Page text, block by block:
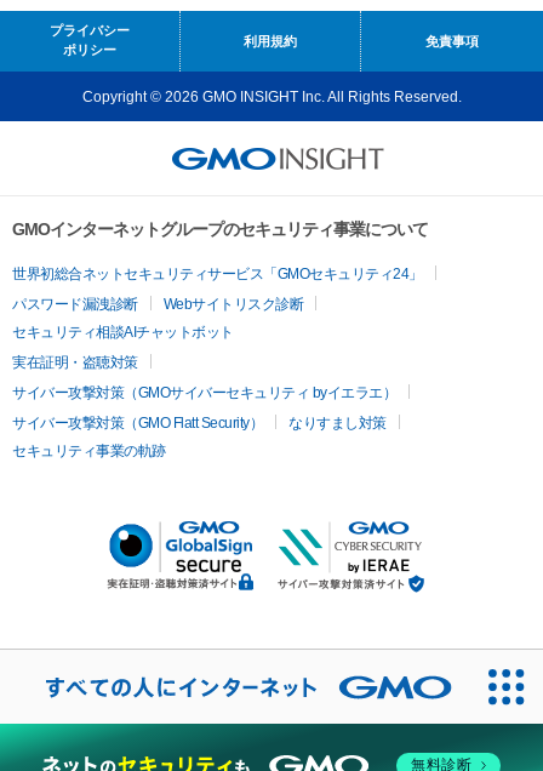
プライバシー
ポリシー
利用規約 免責事項
Copyright © 2026 GMO INSIGHT Inc. All Rights Reserved.
GMOインターネットグループのセキュリティ事業について
世界初総合ネットセキュリティサービス「GMOセキュリティ24」
パスワード漏洩診断
Webサイトリスク診断
セキュリティ相談AIチャットボット
実在証明・盗聴対策
サイバー攻撃対策（GMOサイバーセキュリティ byイエラエ）
サイバー攻撃対策（GMO Flatt Security）
なりすまし対策
セキュリティ事業の軌跡
無料診断